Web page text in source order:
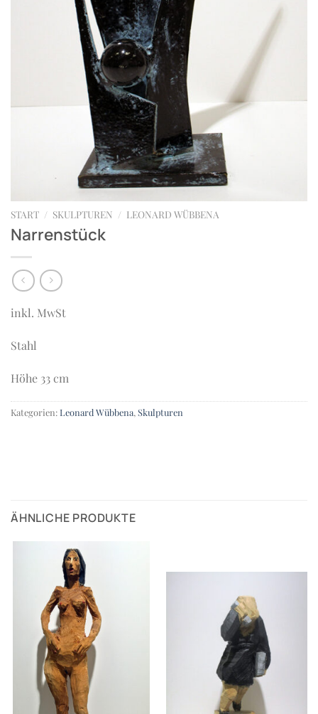
START / SKULPTUREN / LEONARD WÜBBENA
Narrenstück
inkl. MwSt
Stahl
Höhe 33 cm
Kategorien:Leonard Wübbena,Skulpturen
ÄHNLICHE PRODUKTE